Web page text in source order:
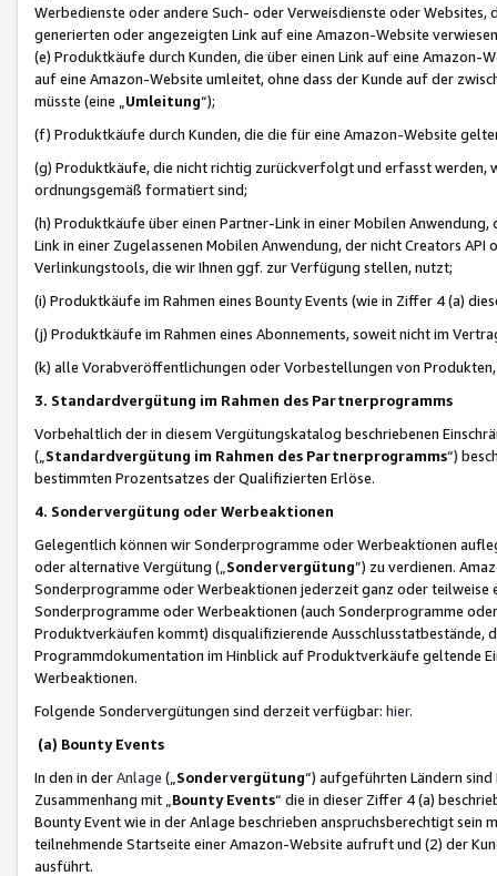
Werbedienste oder andere Such- oder Verweisdienste oder Websites,
generierten oder angezeigten Link auf eine Amazon-Website
(e) Produktkäufe durch Kunden, die über einen Link auf eine
auf eine Amazon-Website umleitet, ohne dass der Kunde auf der
müsste (eine „ Umleitung“);
(f) Produktkäufe durch Kunden, die die für eine Amazon-Website
(g) Produktkäufe, die nicht richtig zurückverfolgt und erfasst werden,
ordnungsgemäß formatiert sind;
(h) Produktkäufe über einen Partner-Link in einer Mobilen
Link in einer Zugelassenen Mobilen Anwendung, der nicht Creators
Verlinkungstools, die wir Ihnen ggf. zur Verfügung stellen, nutzt;
(i) Produktkäufe im Rahmen eines Bounty Events (wie in Ziffer 4 (a)
(j) Produktkäufe im Rahmen eines Abonnements, soweit nicht im
(k) alle Vorabveröffentlichungen oder Vorbestellungen von
3. Standardvergütung im Rahmen des Partnerprogramms
Vorbehaltlich der in diesem Vergütungskatalog beschriebenen
(„ Standardvergütung im Rahmen des Partnerprogramms“)
bestimmten Prozentsatzes der Qualifizierten Erlöse.
4. Sondervergütung oder Werbeaktionen
Gelegentlich können wir Sonderprogramme oder Werbeaktionen
oder alternative Vergütung („ Sondervergütung”) zu verdienen.
Sonderprogramme oder Werbeaktionen jederzeit ganz oder
Sonderprogramme oder Werbeaktionen (auch Sonderprogramme
Produktverkäufen kommt) disqualifizierende Ausschlusstatbestände,
Programmdokumentation im Hinblick auf Produktverkäufe geltende
Werbeaktionen.
Folgende Sondervergütungen sind derzeit verfügbar: hier.
(a) Bounty Events
In den in derAnlage („ Sondervergütung“) aufgeführten Ländern
Zusammenhang mit „ Bounty Events“ die in dieser Ziffer 4 (a)
Bounty Event wie in der Anlage beschrieben anspruchsberechtigt sein
teilnehmende Startseite einer Amazon-Website aufruft und (2) der
ausführt.